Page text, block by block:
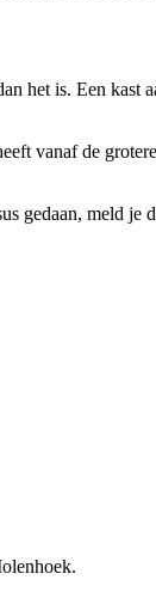
is. Een kast
vanaf de
gedaan, meld je